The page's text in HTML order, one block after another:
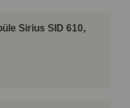
Sirius SID 610,